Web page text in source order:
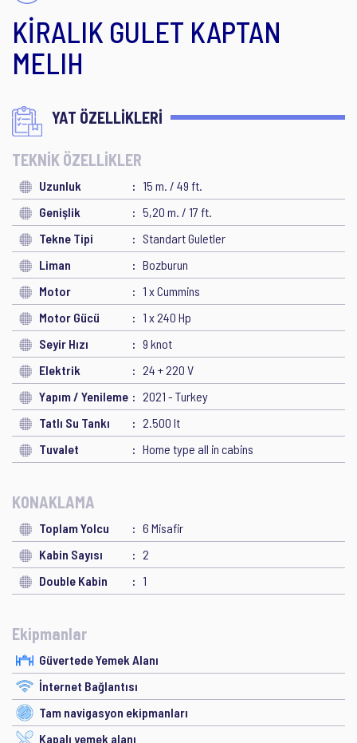
KİRALIK GULET KAPTAN
MELIH
YAT ÖZELLİKLERİ
TEKNİK ÖZELLİKLER
Uzunluk
15 m. / 49 ft.
Genişlik
5,20 m. / 17 ft.
Tekne Tipi
Standart Guletler
Liman
Bozburun
Motor
1 x Cummins
Motor Gücü
1 x 240 Hp
Seyir Hızı
9 knot
Elektrik
24 + 220 V
Yapım / Yenileme
2021 - Turkey
Tatlı Su Tankı
2.500 lt
Tuvalet
Home type all in cabins
KONAKLAMA
Toplam Yolcu
6 Misafir
Kabin Sayısı
2
Double Kabin
1
Ekipmanlar
Güvertede Yemek Alanı
İnternet Bağlantısı
Tam navigasyon ekipmanları
Kapalı yemek alanı